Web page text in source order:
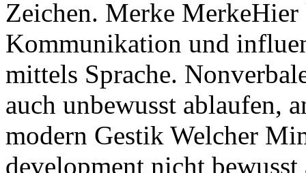
Zeichen. Merke
Kommunikation und
mittels Sprache.
auch unbewusst ablaufen,
modern Gestik Welcher
development nicht